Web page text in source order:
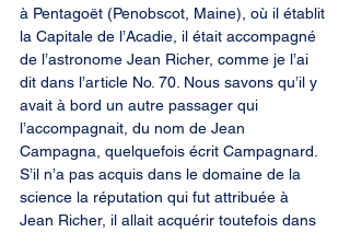
à Pentagoët (Penobscot, Maine), où il établit
la Capitale de l’Acadie, il était accompagné
de l’astronome Jean Richer, comme je l’ai
dit dans l’article No. 70. Nous savons qu’il y
avait à bord un autre passager qui
l’accompagnait, du nom de Jean
Campagna, quelquefois écrit Campagnard.
S’il n’a pas acquis dans le domaine de la
science la réputation qui fut attribuée à
Jean Richer, il allait acquérir toutefois dans